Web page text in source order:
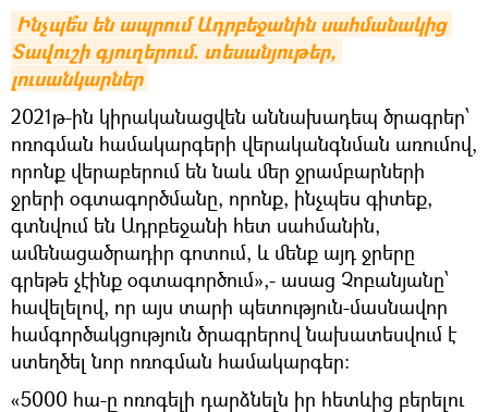
Ինչպե՞ս են ապրում Ադրբեջանին սահմանակից
Տավուշի գյուղերում. տեսանյութեր,
լուսանկարներ
2021թ-ին կիրականացվեն աննախադեպ ծրագրեր՝
ոռոգման համակարգերի վերականգնման առումով,
որոնք վերաբերում են նաև մեր ջրամբարների
ջրերի օգտագործմանը, որոնք, ինչպես գիտեք,
գտնվում են Ադրբեջանի հետ սահմանին,
ամենացածրադիր գոտում, և մենք այդ ջրերը
գրեթե չէինք օգտագործում»,- ասաց Չոբանյանը՝
հավելելով, որ այս տարի պետություն-մասնավոր
համգործակցություն ծրագրերով նախատեսվում է
ստեղծել նոր ոռոգման համակարգեր:
«5000 հա-ը ոռոգելի դարձնելն իր հետևից բերելու